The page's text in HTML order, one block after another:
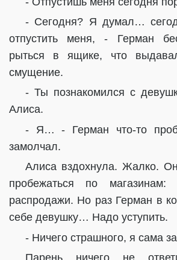
- Сегодня? Я думал…
отпустить меня, - Герман
рыться в ящике, что
смущение.
- Ты познакомился с
Алиса.
- Я… - Герман что-то
замолчал.
Алиса вздохнула. Жалко.
пробежаться по
распродажи. Но раз Герман в
себе девушку… Надо уступить.
- Ничего страшного, я сама
Парень ничего не